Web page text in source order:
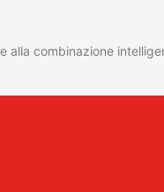
alla combinazione